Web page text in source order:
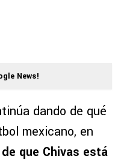
News!
dando de qué
mexicano, en
que Chivas está